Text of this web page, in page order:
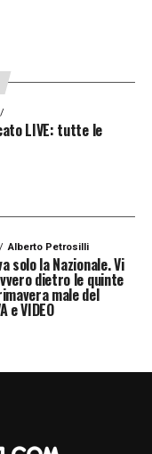
LIVE: tutte le
Alberto Petrosilli
solo la Nazionale. Vi
dietro le quinte
male del
e VIDEO